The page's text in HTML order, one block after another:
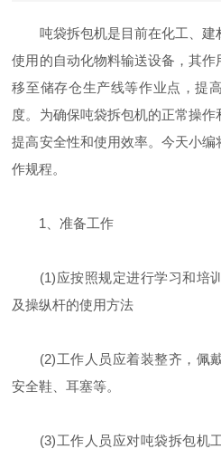
吨袋拆包机是目前在化工、建
使用的自动化物料输送设备，其
移至储存仓生产线等作业点，提
度。为确保吨袋拆包机的正常操作
提高安全性和使用效率。今天小
作规程。
1、准备工作
(1)应按照规定进行学习和培训
及操纵杆的使用方法
(2)工作人员应着装整齐，佩戴
安全鞋、耳塞等。
(3)工作人员应对吨袋拆包机